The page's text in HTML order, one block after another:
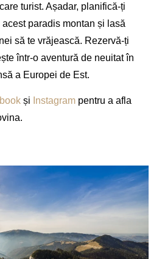
turist. Așadar, planifică-ți
paradis montan și lasă
să te vrăjească. Rezervă-ți
într-o aventură de neuitat în
a Europei de Est.
și Instagram pentru a afla